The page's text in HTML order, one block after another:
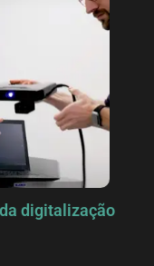
digitalização